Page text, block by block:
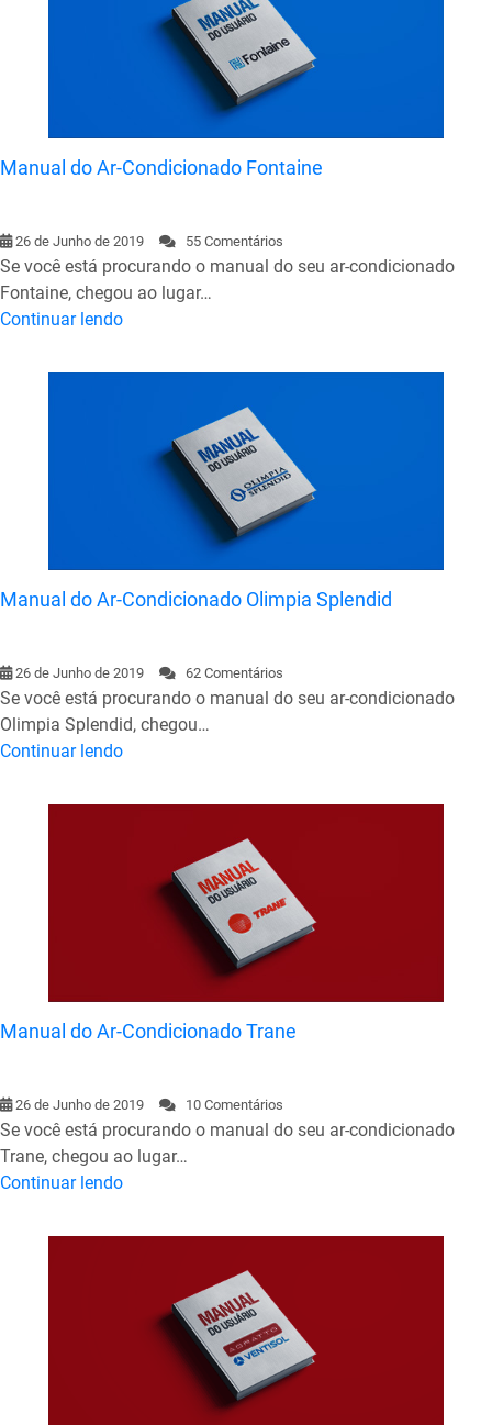
Manual do Ar-Condicionado Fontaine
26 de Junho de 2019 55 Comentários
Se você está procurando o manual do seu ar-condicionado
Fontaine, chegou ao lugar…
Continuar lendo
Manual do Ar-Condicionado Olimpia Splendid
26 de Junho de 2019 62 Comentários
Se você está procurando o manual do seu ar-condicionado
Olimpia Splendid, chegou…
Continuar lendo
Manual do Ar-Condicionado Trane
26 de Junho de 2019 10 Comentários
Se você está procurando o manual do seu ar-condicionado
Trane, chegou ao lugar…
Continuar lendo